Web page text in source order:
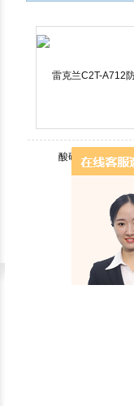
领域
方法
障使用寿命